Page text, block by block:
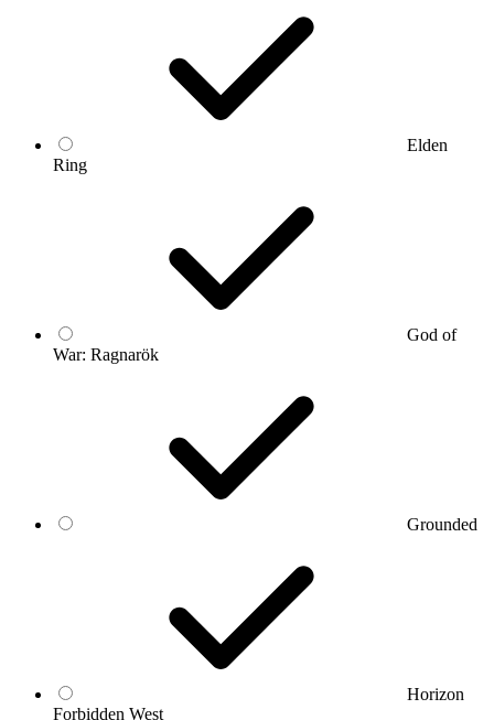
Elden
Ring
God of
War: Ragnarök
Grounded
Horizon
Forbidden West